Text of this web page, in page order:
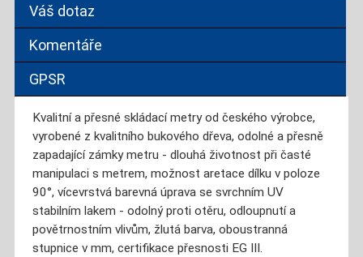
Váš dotaz
Komentáře
GPSR
Kvalitní a přesné skládací metry od českého výrobce,
vyrobené z kvalitního bukového dřeva, odolné a přesně
zapadající zámky metru - dlouhá životnost při časté
manipulaci s metrem, možnost aretace dílku v poloze
90°, vícevrstvá barevná úprava se svrchním UV
stabilním lakem - odolný proti otěru, odloupnutí a
povětrnostním vlivům, žlutá barva, oboustranná
stupnice v mm, certifikace přesnosti EG III.